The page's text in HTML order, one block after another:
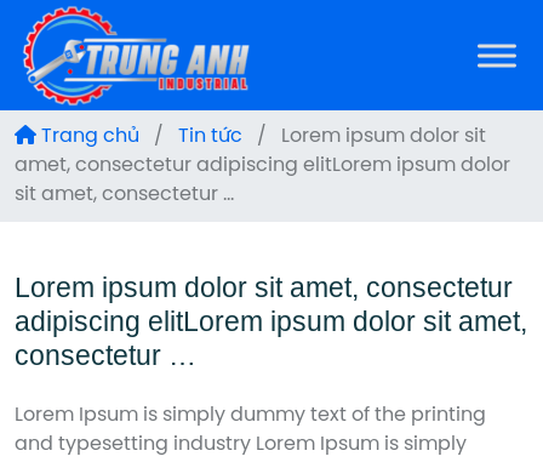
Trang chủ / Tin tức /
Lorem ipsum dolor sit
amet, consectetur adipiscing elitLorem ipsum dolor
sit amet, consectetur …
Lorem ipsum dolor sit amet, consectetur
adipiscing elitLorem ipsum dolor sit amet,
consectetur …
Lorem Ipsum is simply dummy text of the printing
and typesetting industry Lorem Ipsum is simply